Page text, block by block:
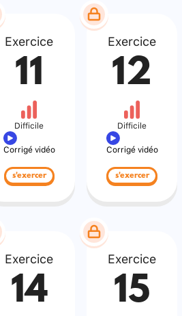
Exercice
11
Difficile
Corrigé vidéo
s'exercer
Exercice
12
Difficile
Corrigé vidéo
s'exercer
Exercice
14
Exercice
15